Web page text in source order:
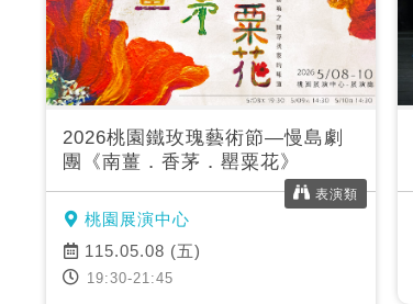
2026桃園鐵玫瑰藝術節—慢島劇
團《南薑．香茅．罌粟花》
桃園展演中心
表演類
115.05.08 (五)
19:30-21:45